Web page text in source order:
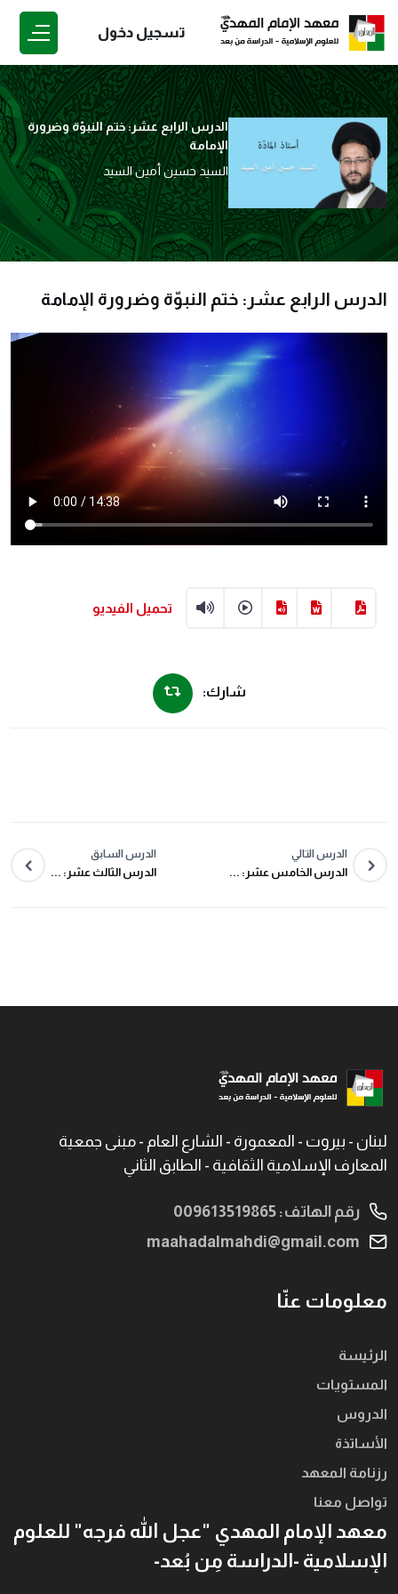
تسجيل دخول
الدرس الرابع عشر: ختم النبوّة وضرورة
الإمامة
السيد حسين أمين السيد
الدرس الرابع عشر: ختم النبوّة وضرورة الإمامة
تحميل الفيديو
شارك:
الدرس التالي
الدرس الخامس عشر: ...
الدرس السابق
الدرس الثالث عشر: ...
لبنان - بيروت - المعمورة - الشارع العام - مبنى جمعية
المعارف الإسلامية الثقافية - الطابق الثاني
رقم الهاتف: 009613519865
maahadalmahdi@gmail.com
معلومات عنّا
الرئيسة
المستويات
الدروس
الأساتذة
رزنامة المعهد
تواصل معنا
معهد الإمام المهدي "عجل الله فرجه" للعلوم
الإسلامية -الدراسة مِن بُعد-